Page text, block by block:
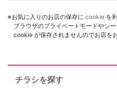
※お気に入りのお店の保存に cookie を
ブラウザのプライベートモードやシ
cookie が保存されませんのでお店を
チラシを探す